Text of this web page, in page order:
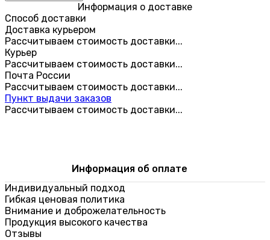
Информация о доставке
Способ доставки
Доставка курьером
Рассчитываем стоимость доставки...
Курьер
Рассчитываем стоимость доставки...
Почта России
Рассчитываем стоимость доставки...
Пункт выдачи заказов
Рассчитываем стоимость доставки...
Информация об оплате
Индивидуальный подход
Гибкая ценовая политика
Внимание и доброжелательность
Продукция высокого качества
Отзывы